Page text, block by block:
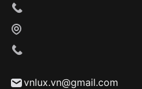
vnlux.vn@gmail.com